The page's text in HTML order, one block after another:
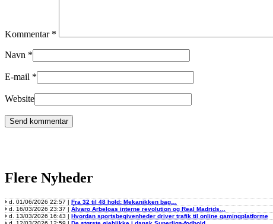
Kommentar *
Navn *
E-mail *
Website
Flere Nyheder
d. 01/06/2026 22:57 | Fra 32 til 48 hold: Mekanikken bag…
d. 16/03/2026 23:37 | Álvaro Arbeloas interne revolution og Real Madrids…
d. 13/03/2026 16:43 | Hvordan sportsbegivenheder driver trafik til online gamingplatforme